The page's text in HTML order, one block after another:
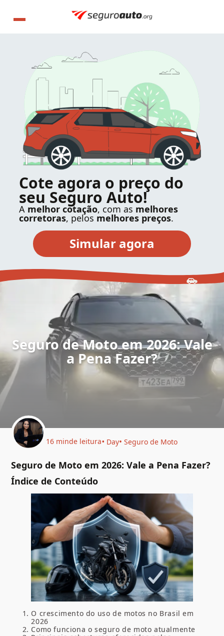
Cote agora o preço do
seu Seguro Auto!
A melhor cotação, com as melhores
corretoras, pelos melhores preços.
Seguro de Moto em 2026: Vale
a Pena Fazer?
16 minde leitura Day Seguro de Moto
Seguro de Moto em 2026: Vale a Pena Fazer?
Índice de Conteúdo
O crescimento do uso de motos no Brasil em
2026
Como funciona o seguro de moto atualmente